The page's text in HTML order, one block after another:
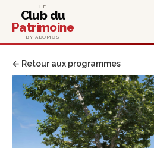
LE
Club du
Patrimoine
BY ADOMOS
← Retour aux programmes